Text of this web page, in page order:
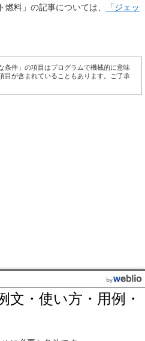
燃料」の記事については、
「ジェッ
条件」の項目はプログラムで機械的に意味
目が含まれていることもあります。ご了承
文・使い方・用例・